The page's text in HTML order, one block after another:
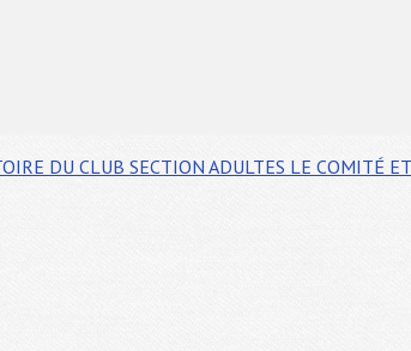
DU CLUB SECTION ADULTES LE COMITÉ